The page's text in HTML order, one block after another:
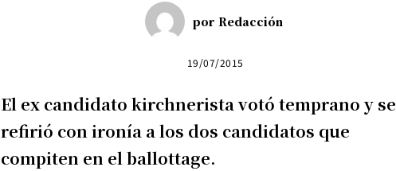
por Redacción
19/07/2015
El ex candidato kirchnerista votó temprano y se
refirió con ironía a los dos candidatos que
compiten en el ballottage.